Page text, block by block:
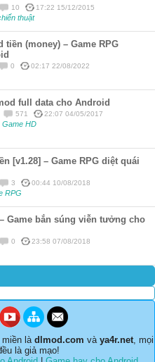
10 17:22 15/12/2015
thuật
tiền (money) – Game RPG
0 02:17 22/08/2022
full data cho Android
571 22:07 04/05/2017
Game HD
[v1.28] – Game RPG diệt quái
3 00:44 10/08/2018
RPG
Game bắn súng viễn tưởng cho
0 23:58 07/08/2018
là dlmod.com và ya4r.net, mọi
là giả mạo!